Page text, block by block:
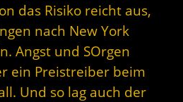
das Risiko reicht aus,
nach New York
Angst und SOrgen
ein Preistreiber beim
Und so lag auch der